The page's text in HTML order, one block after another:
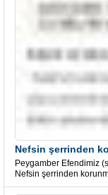
Peygamber Efendimiz
Nefsin şerrinden